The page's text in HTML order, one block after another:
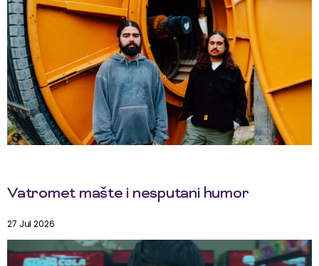
Vatromet mašte i nesputani humor
27 Jul 2026